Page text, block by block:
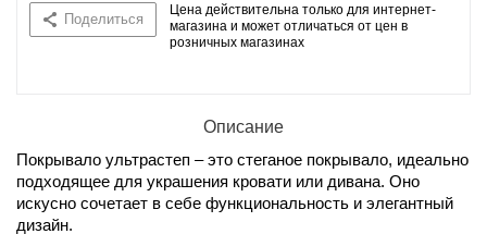
Поделиться
Цена действительна только для интернет-
магазина и может отличаться от цен в
розничных магазинах
Описание
Покрывало ультрастеп – это стеганое покрывало, идеально
подходящее для украшения кровати или дивана. Оно
искусно сочетает в себе функциональность и элегантный
дизайн.